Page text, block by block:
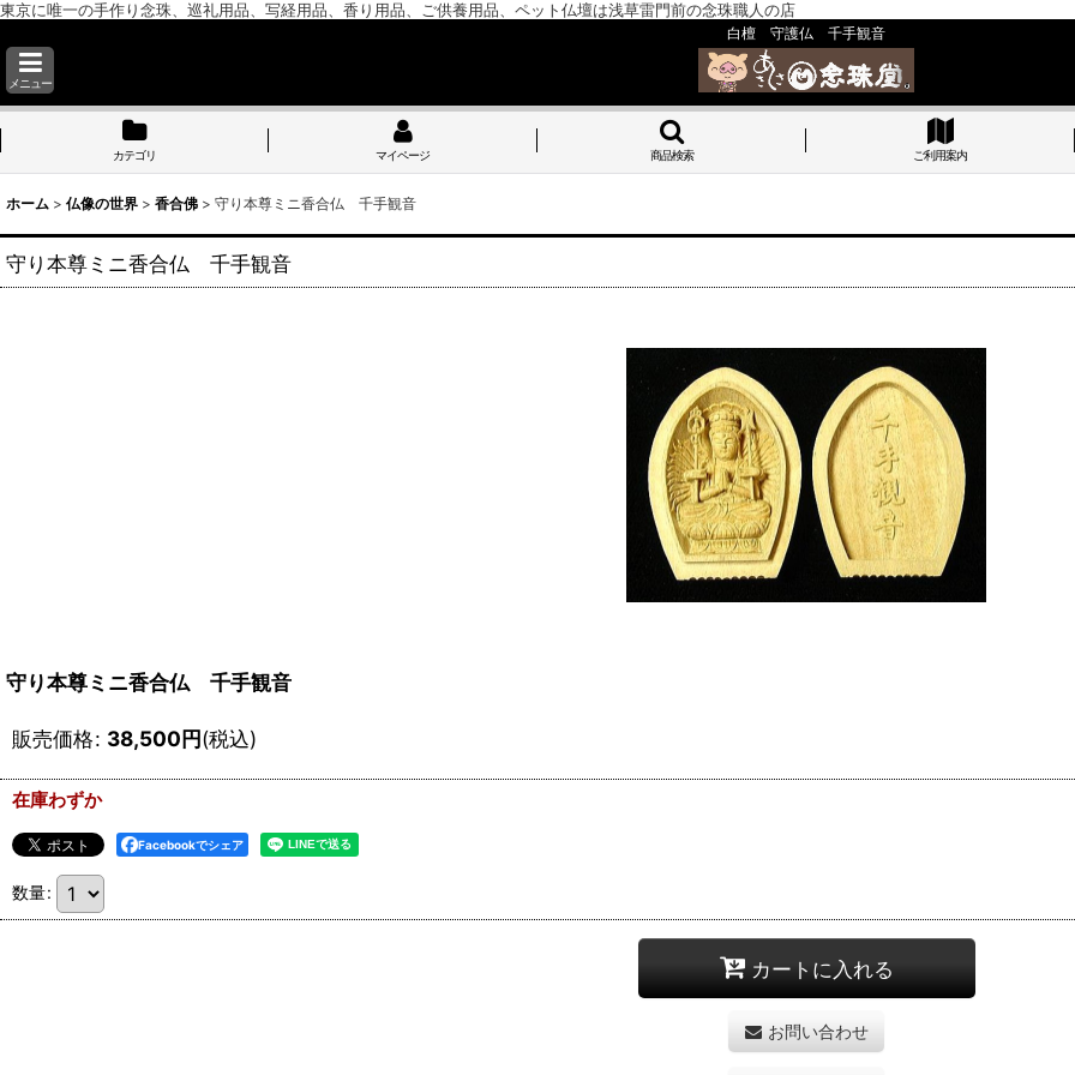
東京に唯一の手作り念珠、巡礼用品、写経用品、香り用品、ご供養用品、ペット仏壇は浅草雷門前の念珠職人の店
白檀 守護仏 千手観音
メニュー
カテゴリ マイページ 商品検索 ご利用案内
ホーム > 仏像の世界 > 香合佛 > 守り本尊ミニ香合仏 千手観音
守り本尊ミニ香合仏 千手観音
守り本尊ミニ香合仏 千手観音
販売価格: 38,500円(税込)
在庫わずか
Facebookでシェア
数量:
カートに入れる
お問い合わせ